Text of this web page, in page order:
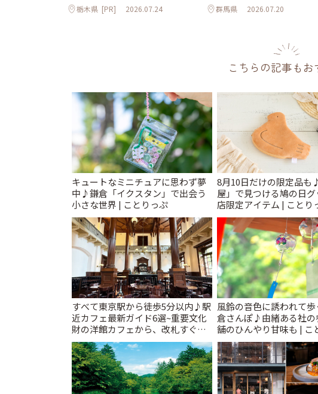
栃木県 [PR] 2026.07.24 群馬県 2026.07.20
こちらの記事もお
キュートなミニチュアに思わず夢
中♪鎌倉「イクスタン」で出会う
小さな世界 | ことりっぷ
8月10日だけの限定品も
屋」で見つける鳩の日
店限定アイテム | ことり
すべて東京駅から徒歩5分以内♪駅
近カフェ最新ガイド6選~重要文化
財の洋館カフェから、改札すぐの
レトロ喫茶まで~ | ことりっぷ
風鈴の音色に誘われて
倉さんぽ♪由緒ある社の
舗のひんやり甘味も | こ